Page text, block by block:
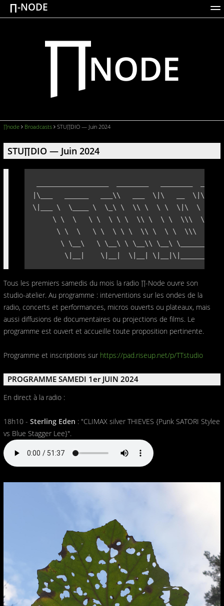
∏-NODE
ACTIONS WORKS DOCUMENTATION
BROADCASTS
∏node Broadcasts STU∏DIO — Juin 2024
STU∏DIO — Juin 2024
|\___   ______   ___\\   ___  \|\   __
\|___ \  \____ \  \_\ \  \\ \  \ \  \|\  \ \
\ \  \   \ \  \ \ \  \\ \  \ \  \\\  \ \
\ \  \   \ \  \ \ \  \\ \  \ \  \\\  \ \
\ \__\   \ \__\ \ \__\\ \__\ \_______\
\|__|    \|__|  \|__|
Tous les premiers samedis du mois la radio ∏-Node ouvre son
studio-atelier. Au programme : interventions sur les ondes de la
radio, concerts et performances, micros ouverts ou plateaux, mais
aussi diffusions de documentaires ou projections de films. Le
programme est ouvert et accueille toute proposition pertinente.
Programme et inscriptions sur https://pad.riseup.net/p/TTstudio
PROGRAMME SAMEDI 1er JUIN 2024
En direct à la radio :
18h10 - Sterling Eden : "CLIMAX silver THIEVES {Punk SATORI Stylee
vs Blue Stagger Lee}".